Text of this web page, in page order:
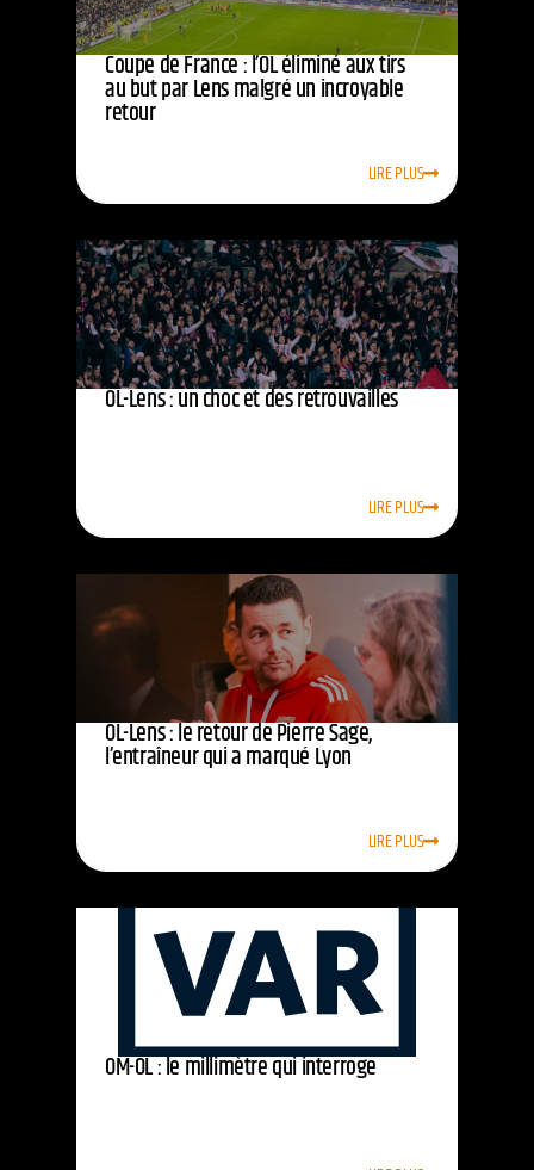
Coupe de France : l’OL éliminé aux tirs
au but par Lens malgré un incroyable
retour
LIRE PLUS
OL-Lens : un choc et des retrouvailles
LIRE PLUS
OL-Lens : le retour de Pierre Sage,
l’entraîneur qui a marqué Lyon
LIRE PLUS
OM-OL : le millimètre qui interroge